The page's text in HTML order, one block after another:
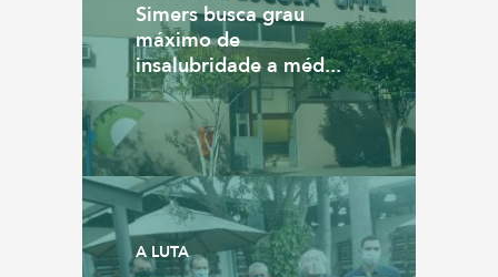
Simers busca grau
máximo de
insalubridade a méd...
A LUTA